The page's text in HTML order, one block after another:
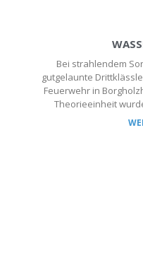
Bei strahlendem
gutgelaunte
Feuerwehr in
Theorieeinheit